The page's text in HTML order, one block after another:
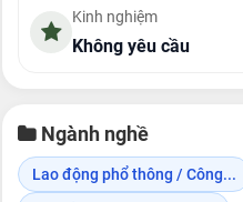
Kinh nghiệm
Không yêu cầu
Ngành nghề
Lao động phổ thông / Công...